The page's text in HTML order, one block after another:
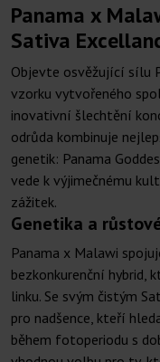
Panama x
Sativa
Objevte osvěžující sílu
vzorku vytvořeného
inovativní šlechtění
odrůda kombinuje
genetik: Panama
vede k výjimečnému
zážitek.
Genetika a
Panama x Malawi
bezkonkurenční hybrid,
linku. Se svým čistým
pro nadšence, kteří
během fotoperiodu s